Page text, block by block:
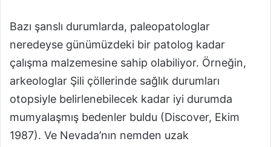
Bazı şanslı durumlarda, paleopatologlar
neredeyse günümüzdeki bir patolog kadar
çalışma malzemesine sahip olabiliyor. Örneğin,
arkeologlar Şili çöllerinde sağlık durumları
otopsiyle belirlenebilecek kadar iyi durumda
mumyalaşmış bedenler buldu (Discover, Ekim
1987). Ve Nevada’nın nemden uzak